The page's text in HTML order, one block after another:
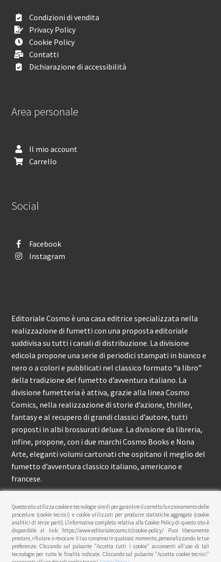
Condizioni di vendita
Privacy Policy
Cookie Policy
Contatti
Dichiarazione di accessibilità
Area personale
Il mio account
Carrello
Social
Facebook
Instagram
Editoriale Cosmo è una casa editrice specializzata nella
realizzazione di fumetti con una proposta editoriale
suddivisa su tutti i canali di distribuzione. La divisione
edicola propone una serie di periodici stampati in bianco e
nero o a colori e pubblicati nel classico formato “a libro”
della tradizione del fumetto d’avventura italiano. La
divisione fumetteria è attiva, grazie alla linea Cosmo
Comics, nella realizzazione di storie d’azione, thriller,
fantasy e al recupero di grandi classici d’autore, tutti
proposti in albi brossurati deluxe. La divisione da libreria,
infine, propone, con i due marchi Cosmo Books e Nona
Arte, eleganti volumi cartonati che ospitano il meglio del
fumetto d’avventura classico italiano, americano e
francese.
Editoriale Cosmo è attiva dal 2012 e propone ai lettori
circa 150 pubblicazioni l’anno.
© Editoriale Cosmo 2026
Privacy Policy
Questo sito utilizza cookie e tecnologie simili per garantire il corretto funzionamento delle
procedure (cookie tecnici) e cookie utilizzati per produrre statistiche aggregate (cookie
analitici di terze parti). L’informativa completa relativa alla Cookie Policy di questo sito è
disponibile al link: https://www.editorialecosmo.it/cookie-policy/ Puoi liberamente
prestare, rifiutare o revocare il tuo consenso in qualsiasi momento, personalizzando le tue
preferenze. Cliccando sul pulsante "Accetta tutti i cookie" acconsenti all'uso di tali
tecnologie per tutte le finalità indicate. Cliccando sul pulsante "Accetta cookie tecnici"